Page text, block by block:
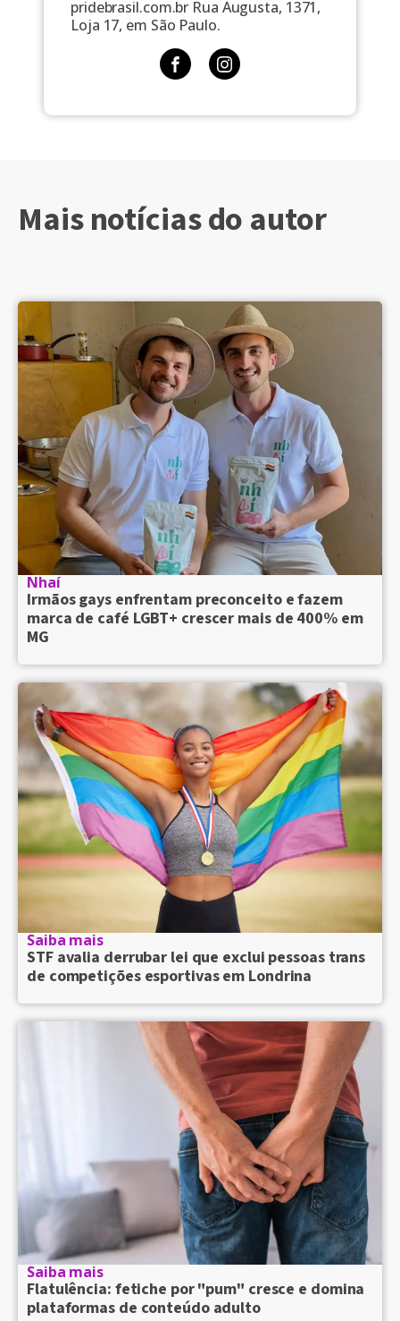
pridebrasil.com.br Rua Augusta, 1371,
Loja 17, em São Paulo.
Mais notícias do autor
Nhaí
Irmãos gays enfrentam preconceito e fazem
marca de café LGBT+ crescer mais de 400% em
MG
Saiba mais
STF avalia derrubar lei que exclui pessoas trans
de competições esportivas em Londrina
Saiba mais
Flatulência: fetiche por "pum" cresce e domina
plataformas de conteúdo adulto